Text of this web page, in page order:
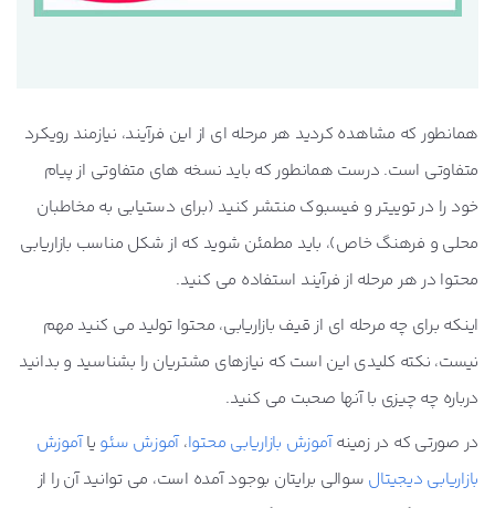
همانطور که مشاهده کردید هر مرحله ای از این فرآیند، نیازمند رویکرد
متفاوتی است. درست همانطور که باید نسخه های متفاوتی از پیام
خود را در توییتر و فیسبوک منتشر کنید (برای دستیابی به مخاطبان
محلی و فرهنگ خاص)، باید مطمئن شوید که از شکل مناسب بازاریابی
محتوا در هر مرحله از فرآیند استفاده می کنید.
اینکه برای چه مرحله ای از قیف بازاریابی، محتوا تولید می کنید مهم
نیست، نکته کلیدی این است که نیازهای مشتریان را بشناسید و بدانید
درباره چه چیزی با آنها صحبت می کنید.
در صورتی که در زمینهآموزش بازاریابی محتوا،آموزش سئو یاآموزش
بازاریابی دیجیتال سوالی برایتان بوجود آمده است، می توانید آن را از